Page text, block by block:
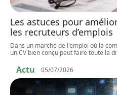
Les astuces pour
les recruteurs d’emplois
Dans un marché de l'emploi où la
un CV bien conçu peut faire toute la
Actu 05/07/2026